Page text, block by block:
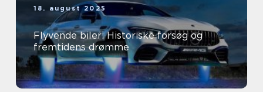
18. august 2025
Flyvende biler: Historiske forsøg og
fremtidens drømme